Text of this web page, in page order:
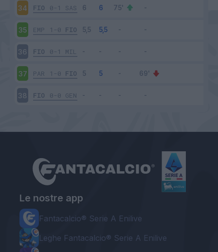
34 FIO 0-1 SAS
35 EMP 1-0 FIO
36 FIO 0-1 MIL
37 PAR 1-0 FIO
38 FIO 0-0 GEN
Le nostre app
Fantacalcio® Serie A Enilive
Leghe Fantacalcio® Serie A Enilive